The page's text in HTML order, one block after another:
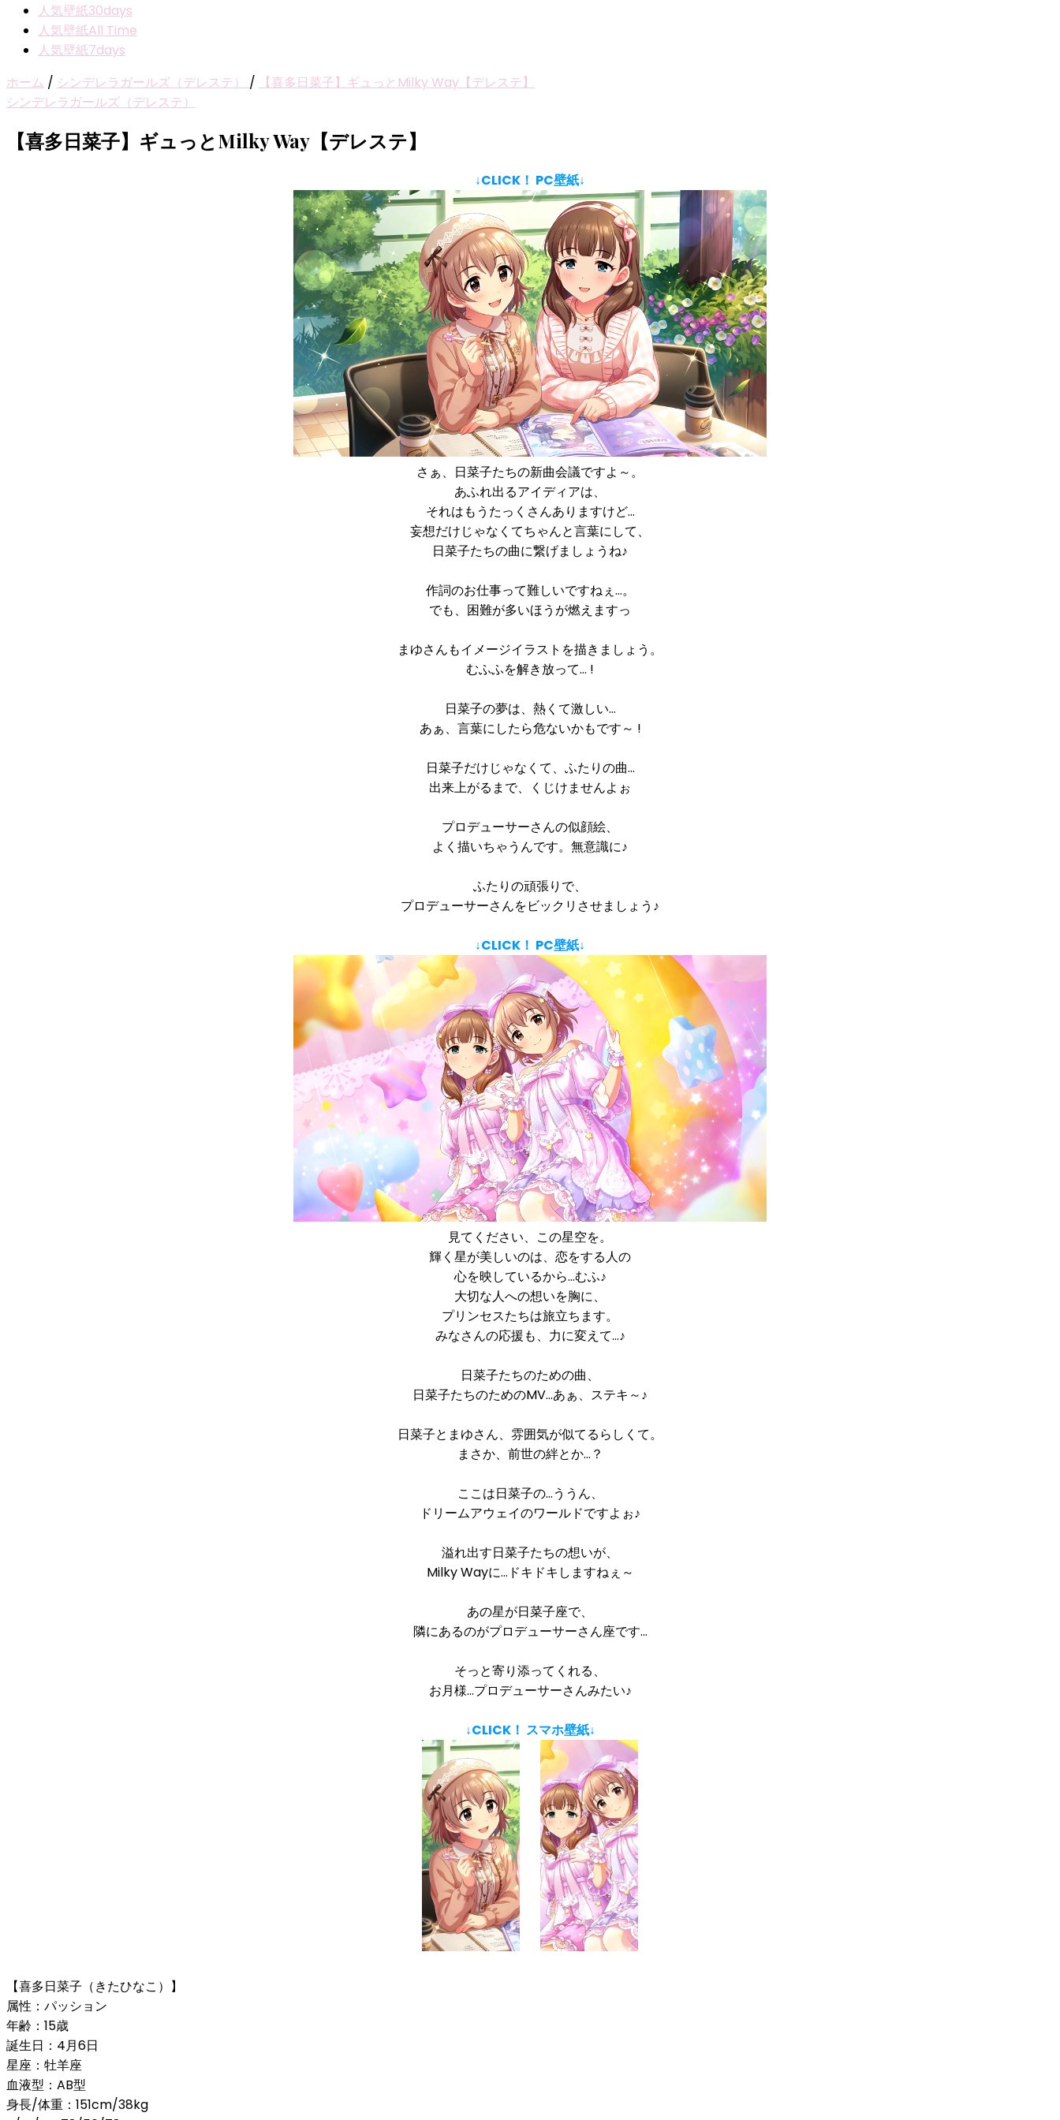
人気壁紙30days
人気壁紙All Time
人気壁紙7days
ホーム / シンデレラガールズ（デレステ） /
【喜多日菜子】ギュっとMilky Way【デレステ】
シンデレラガールズ（デレステ）
【喜多日菜子】ギュっとMilky Way【デレステ】
↓CLICK！ PC壁紙↓
さぁ、日菜子たちの新曲会議ですよ～。
あふれ出るアイディアは、
それはもうたっくさんありますけど…
妄想だけじゃなくてちゃんと言葉にして、
日菜子たちの曲に繋げましょうね♪
作詞のお仕事って難しいですねぇ…。
でも、困難が多いほうが燃えますっ
まゆさんもイメージイラストを描きましょう。
むふふを解き放って… !
日菜子の夢は、熱くて激しい…
あぁ、言葉にしたら危ないかもです～ !
日菜子だけじゃなくて、ふたりの曲…
出来上がるまで、くじけませんよぉ
プロデューサーさんの似顔絵、
よく描いちゃうんです。無意識に♪
ふたりの頑張りで、
プロデューサーさんをビックリさせましょう♪
↓CLICK！ PC壁紙↓
見てください、この星空を。
輝く星が美しいのは、恋をする人の
心を映しているから…むふ♪
大切な人への想いを胸に、
プリンセスたちは旅立ちます。
みなさんの応援も、力に変えて…♪
日菜子たちのための曲、
日菜子たちのためのMV…あぁ、ステキ～♪
日菜子とまゆさん、雰囲気が似てるらしくて。
まさか、前世の絆とか…？
ここは日菜子の…ううん、
ドリームアウェイのワールドですよぉ♪
溢れ出す日菜子たちの想いが、
Milky Wayに…ドキドキしますねぇ～
あの星が日菜子座で、
隣にあるのがプロデューサーさん座です…
そっと寄り添ってくれる、
お月様…プロデューサーさんみたい♪
↓CLICK！ スマホ壁紙↓
【喜多日菜子（きたひなこ）】
属性：パッション
年齢：15歳
誕生日：4月6日
星座：牡羊座
血液型：AB型
身長/体重：151cm/38kg